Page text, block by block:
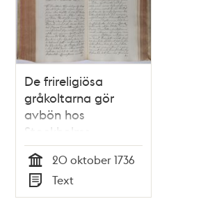
De frireligiösa
gråkoltarna gör
avbön hos
Stockholms
domkapitel 1736
Tid
20 oktober 1736
Typ
Text